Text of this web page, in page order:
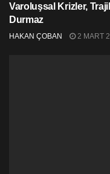
Varoluşsal Krizler,
Durmaz
HAKAN ÇOBAN 2 MART